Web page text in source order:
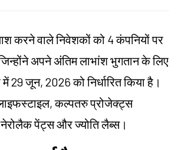
करने वाले निवेशकों को 4 कंपनियों पर
अपने अंतिम लाभांश भुगतान के लिए
29 जून, 2026 को निर्धारित किया है।
कल्पतरु प्रोजेक्ट्स
पेंट्स और ज्योति लैब्स।